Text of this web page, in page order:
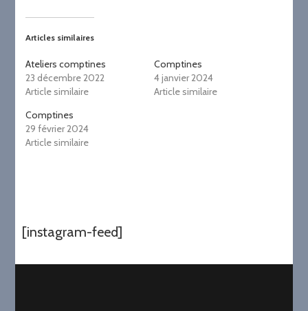
Articles similaires
Ateliers comptines
23 décembre 2022
Article similaire
Comptines
4 janvier 2024
Article similaire
Comptines
29 février 2024
Article similaire
[instagram-feed]